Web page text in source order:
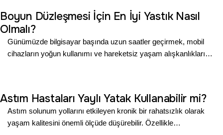
Boyun Düzleşmesi İçin En İyi Yastık Nasıl
Olmalı?
Günümüzde bilgisayar başında uzun saatler geçirmek, mobil
cihazların yoğun kullanımı ve hareketsiz yaşam alışkanlıkları…
Astım Hastaları Yaylı Yatak Kullanabilir mi?
Astım solunum yollarını etkileyen kronik bir rahatsızlık olarak
yaşam kalitesini önemli ölçüde düşürebilir. Özellikle…